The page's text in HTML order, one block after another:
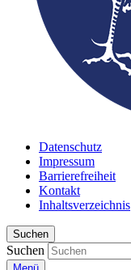
Datenschutz
Impressum
Barrierefreiheit
Kontakt
Inhaltsverzeichnis
Suchen
Suchen